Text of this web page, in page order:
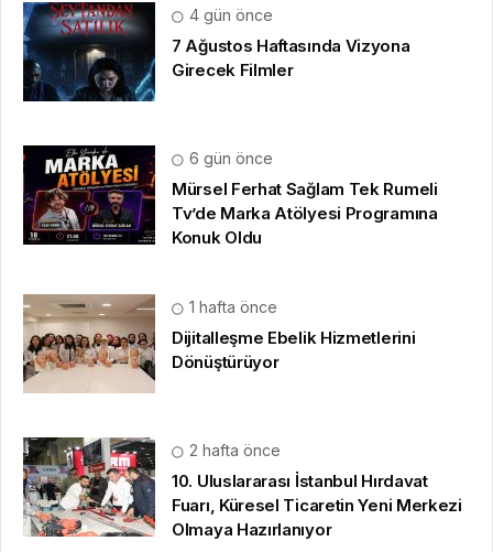
4 gün önce
7 Ağustos Haftasında Vizyona
Girecek Filmler
6 gün önce
Mürsel Ferhat Sağlam Tek Rumeli
Tv’de Marka Atölyesi Programına
Konuk Oldu
1 hafta önce
Dijitalleşme Ebelik Hizmetlerini
Dönüştürüyor
2 hafta önce
10. Uluslararası İstanbul Hırdavat
Fuarı, Küresel Ticaretin Yeni Merkezi
Olmaya Hazırlanıyor